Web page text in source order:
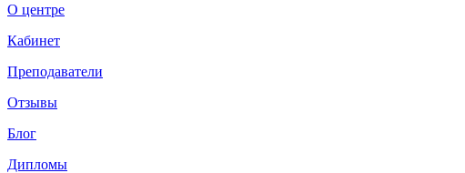
О центре
Кабинет
Преподаватели
Отзывы
Блог
Дипломы